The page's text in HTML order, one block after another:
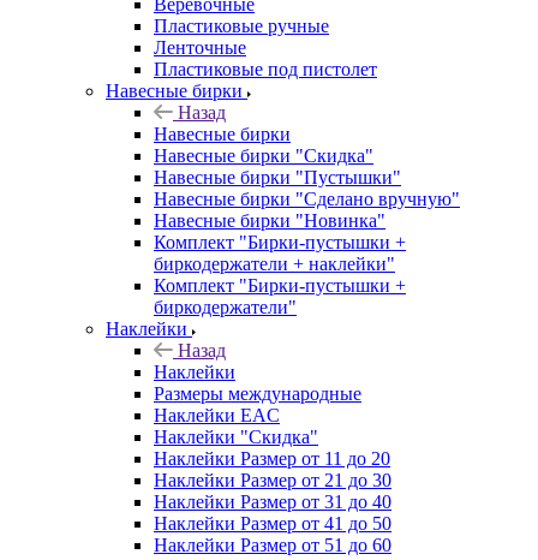
Веревочные
Пластиковые ручные
Ленточные
Пластиковые под пистолет
Навесные бирки
Назад
Навесные бирки
Навесные бирки "Скидка"
Навесные бирки "Пустышки"
Навесные бирки "Сделано вручную"
Навесные бирки "Новинка"
Комплект "Бирки-пустышки +
биркодержатели + наклейки"
Комплект "Бирки-пустышки +
биркодержатели"
Наклейки
Назад
Наклейки
Размеры международные
Наклейки EAC
Наклейки "Скидка"
Наклейки Размер от 11 до 20
Наклейки Размер от 21 до 30
Наклейки Размер от 31 до 40
Наклейки Размер от 41 до 50
Наклейки Размер от 51 до 60